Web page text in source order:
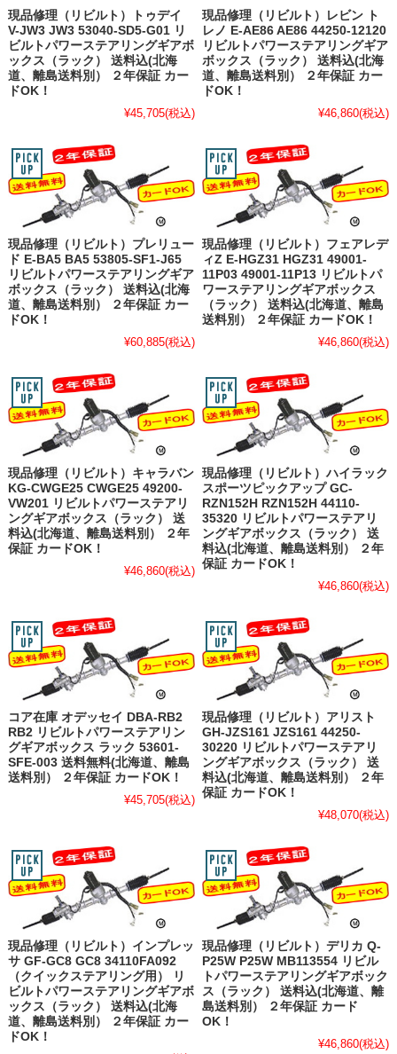
現品修理（リビルト）トゥデイ
V-JW3 JW3 53040-SD5-G01 リ
ビルトパワーステアリングギアボ
ックス（ラック） 送料込(北海
道、離島送料別） ２年保証 カー
ドOK！
¥45,705(税込)
現品修理（リビルト）レビン ト
レノ E-AE86 AE86 44250-12120
リビルトパワーステアリングギア
ボックス（ラック） 送料込(北海
道、離島送料別） ２年保証 カー
ドOK！
¥46,860(税込)
現品修理（リビルト）プレリュー
ド E-BA5 BA5 53805-SF1-J65
リビルトパワーステアリングギア
ボックス（ラック） 送料込(北海
道、離島送料別） ２年保証 カー
ドOK！
¥60,885(税込)
現品修理（リビルト）フェアレデ
ィZ E-HGZ31 HGZ31 49001-
11P03 49001-11P13 リビルトパ
ワーステアリングギアボックス
（ラック） 送料込(北海道、離島
送料別） ２年保証 カードOK！
¥46,860(税込)
現品修理（リビルト）キャラバン
KG-CWGE25 CWGE25 49200-
VW201 リビルトパワーステアリ
ングギアボックス（ラック） 送
料込(北海道、離島送料別） ２年
保証 カードOK！
¥46,860(税込)
現品修理（リビルト）ハイラック
スポーツピックアップ GC-
RZN152H RZN152H 44110-
35320 リビルトパワーステアリ
ングギアボックス（ラック） 送
料込(北海道、離島送料別） ２年
保証 カードOK！
¥46,860(税込)
コア在庫 オデッセイ DBA-RB2
RB2 リビルトパワーステアリン
グギアボックス ラック 53601-
SFE-003 送料無料(北海道、離島
送料別） ２年保証 カードOK！
¥45,705(税込)
現品修理（リビルト）アリスト
GH-JZS161 JZS161 44250-
30220 リビルトパワーステアリ
ングギアボックス（ラック） 送
料込(北海道、離島送料別） ２年
保証 カードOK！
¥48,070(税込)
現品修理（リビルト）インプレッ
サ GF-GC8 GC8 34110FA092
（クイックステアリング用） リ
ビルトパワーステアリングギアボ
ックス（ラック） 送料込(北海
道、離島送料別） ２年保証 カー
ドOK！
現品修理（リビルト）デリカ Q-
P25W P25W MB113554 リビル
トパワーステアリングギアボック
ス（ラック） 送料込(北海道、離
島送料別） ２年保証 カード
OK！
¥46,860(税込)